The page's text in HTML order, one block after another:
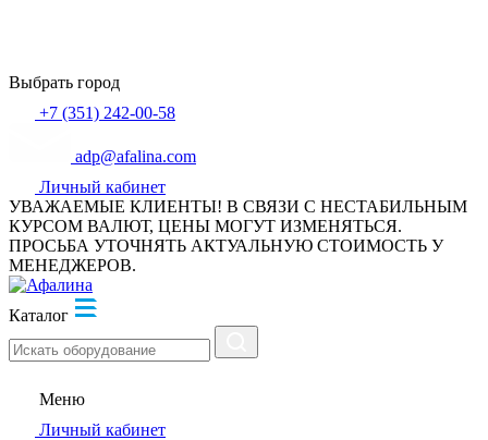
Выбрать город
+7 (351) 242-00-58
adp@afalina.com
Личный кабинет
УВАЖАЕМЫЕ КЛИЕНТЫ! В СВЯЗИ С НЕСТАБИЛЬНЫМ
КУРСОМ ВАЛЮТ, ЦЕНЫ МОГУТ ИЗМЕНЯТЬСЯ.
ПРОСЬБА УТОЧНЯТЬ АКТУАЛЬНУЮ СТОИМОСТЬ У
МЕНЕДЖЕРОВ.
Каталог
Меню
Личный кабинет